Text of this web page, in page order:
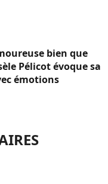
bien que
Pélicot évoque sa
émotions